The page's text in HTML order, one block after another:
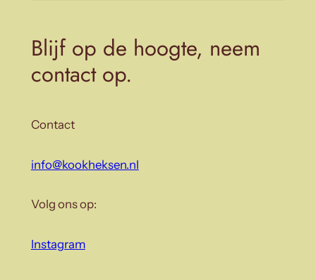
Blijf op de hoogte, neem
contact op.
Contact
info@kookheksen.nl
Volg ons op:
Instagram